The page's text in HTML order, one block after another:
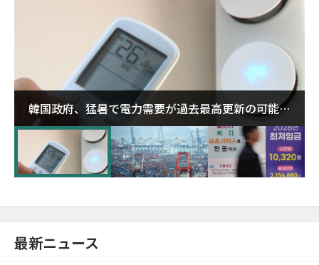
韓国政府、猛暑で電力需要が過去最高更新の可能性
に需給対応体制を点検
最新ニュース